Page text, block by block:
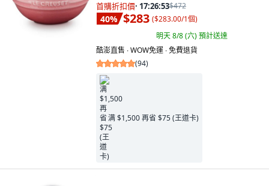
首購折扣價· 17:26:52$472
40% $283 ($283.00/1個)
明天 8/8 (六)預計送達
酷澎直售 ∙ WOW免運 ∙ 免費退貨
(94)
满 $1,500 再省 $75 (王道卡)